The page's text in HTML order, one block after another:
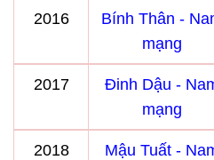
2016
Bính Thân -
mạng
2017
Đinh Dậu -
mạng
2018
Mậu Tuất -